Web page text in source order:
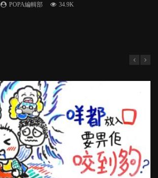
POPA編輯部 34.9K